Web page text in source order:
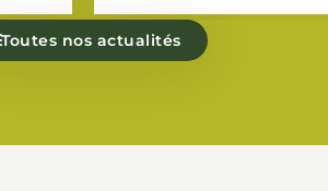
Toutes nos actualités